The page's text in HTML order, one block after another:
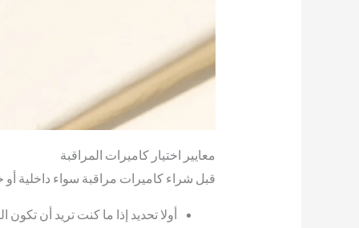
معايير اختيار كاميرات المراقبة
قبل شراء كاميرات مراقبة سواء داخلية أو
أولا تحديد إذا ما كنت تريد أن